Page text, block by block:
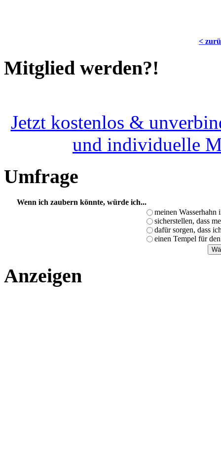
<
Mitglied werden?!
Jetzt kostenlos &
und individuelle
Umfrage
Wenn ich zaubern könnte, würde ich...
meinen
sicherstellen, dass
dafür sorgen, dass
einen Tempel für
Anzeigen